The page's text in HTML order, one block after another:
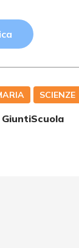
SCIENZE